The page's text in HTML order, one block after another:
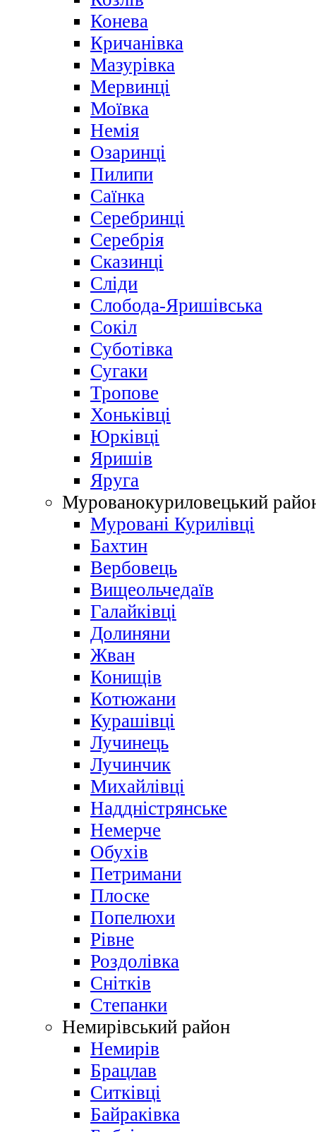
Конева
Кричанівка
Мазурівка
Мервинці
Моївка
Немія
Озаринці
Пилипи
Саїнка
Серебринці
Серебрія
Сказинці
Сліди
Слобода-Яришівська
Сокіл
Суботівка
Сугаки
Тропове
Хоньківці
Юрківці
Яришів
Яруга
Мурованокуриловецький
Муровані Курилівці
Бахтин
Вербовець
Вищеольчедаїв
Галайківці
Долиняни
Жван
Конищів
Котюжани
Курашівці
Лучинець
Лучинчик
Михайлівці
Наддністрянське
Немерче
Обухів
Петримани
Плоске
Попелюхи
Рівне
Роздолівка
Снітків
Степанки
Немирівський район
Немирів
Брацлав
Ситківці
Байраківка